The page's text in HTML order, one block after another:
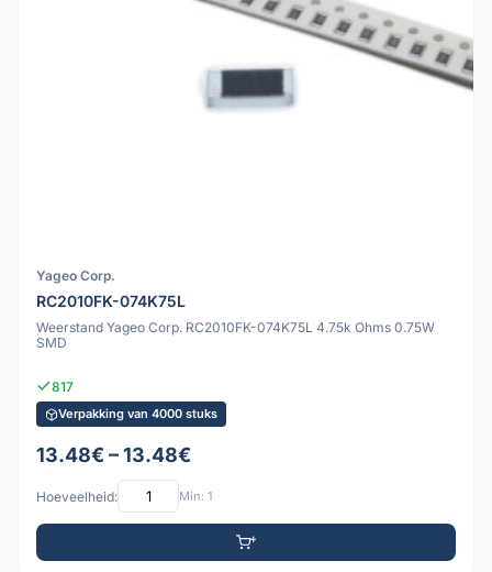
Yageo Corp.
RC2010FK-074K75L
Weerstand Yageo Corp. RC2010FK-074K75L 4.75k Ohms 0.75W
SMD
817
Verpakking van 4000 stuks
13.48€ – 13.48€
Hoeveelheid: Min: 1